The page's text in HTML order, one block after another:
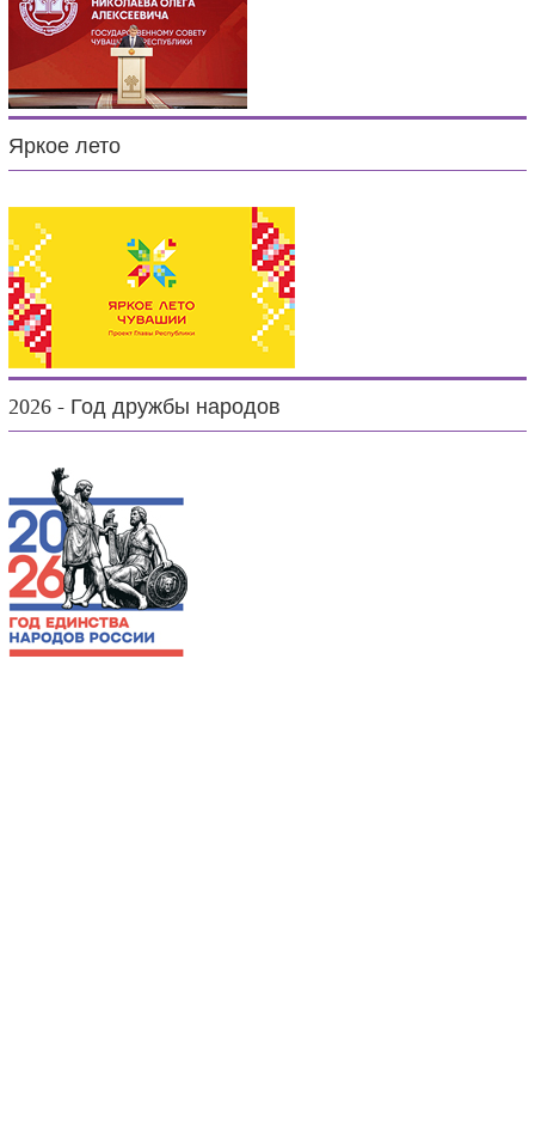
Яркое лето
2026 - Год дружбы народов